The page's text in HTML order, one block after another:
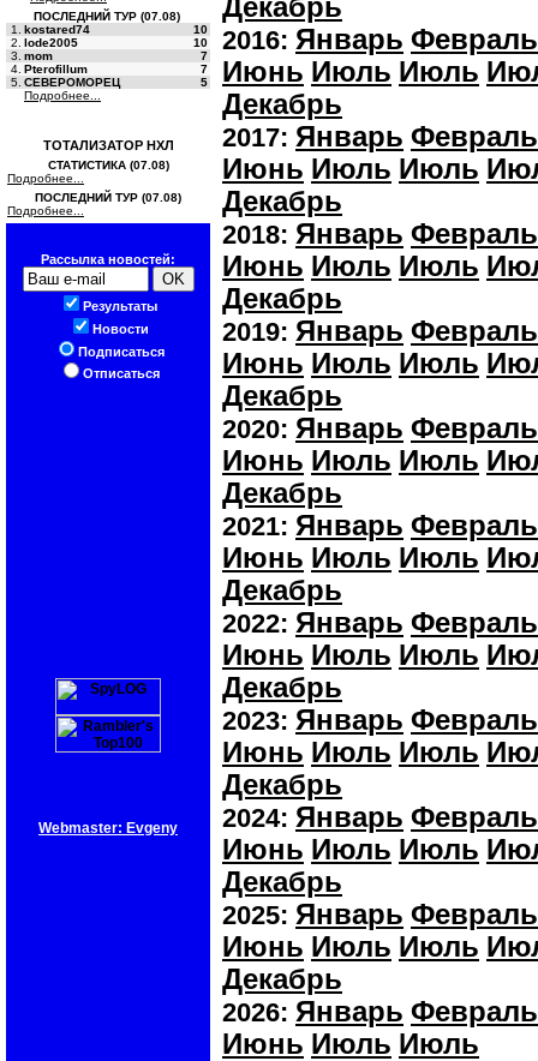
ПОСЛЕДНИЙ ТУР (07.08)
1.
kostared74
10
2. lode2005
10
3. mom
7
4. Pterofillum
7
5. СЕВЕРОМОРЕЦ
5
Подробнее...
ТОТАЛИЗАТОР НХЛ
СТАТИСТИКА (07.08)
Подробнее...
ПОСЛЕДНИЙ ТУР (07.08)
Подробнее...
Рассылка новостей:
Результаты
Новости
Подписаться
Отписаться
Webmaster: Evgeny
Декабрь
2016: Январь Февраль
Июнь Июль Июль
Декабрь
2017: Январь Февраль
Июнь Июль Июль
Декабрь
2018: Январь Февраль
Июнь Июль Июль
Декабрь
2019: Январь Февраль
Июнь Июль Июль
Декабрь
2020: Январь Февраль
Июнь Июль Июль
Декабрь
2021: Январь Февраль
Июнь Июль Июль
Декабрь
2022: Январь Февраль
Июнь Июль Июль
Декабрь
2023: Январь Февраль
Июнь Июль Июль
Декабрь
2024: Январь Февраль
Июнь Июль Июль
Декабрь
2025: Январь Февраль
Июнь Июль Июль
Декабрь
2026: Январь Февраль
Июнь Июль Июль